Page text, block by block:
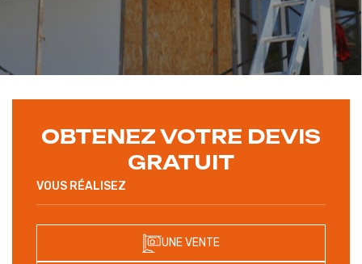
OBTENEZ VOTRE DEVIS
GRATUIT
VOUS RÉALISEZ
UNE VENTE